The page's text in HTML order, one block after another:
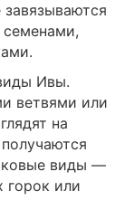
завязываются
Ивы.
ветвями или
на
виды —
горок или